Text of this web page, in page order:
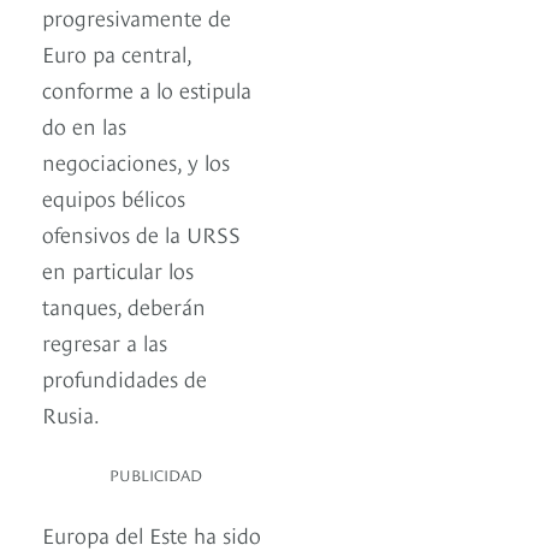
progresivamente de
Euro pa central,
conforme a lo estipula
do en las
negociaciones, y los
equipos bélicos
ofensivos de la URSS
en particular los
tanques, deberán
regresar a las
profundidades de
Rusia.
PUBLICIDAD
Europa del Este ha sido